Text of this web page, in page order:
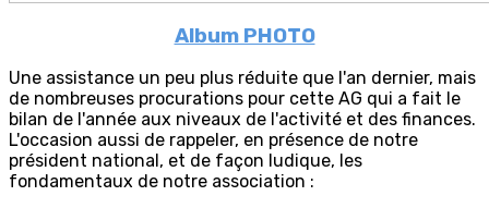
Album PHOTO
Une assistance un peu plus réduite que l'an dernier, mais
de nombreuses procurations pour cette AG qui a fait le
bilan de l'année aux niveaux de l'activité et des finances.
L'occasion aussi de rappeler, en présence de notre
président national, et de façon ludique, les
fondamentaux de notre association :